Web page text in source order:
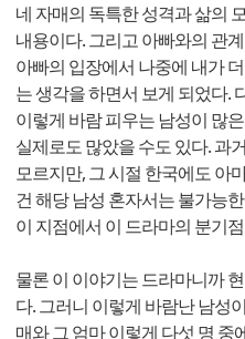
네 자매의 독특한 성격과 삶의
내용이다. 그리고 아빠와의 관
아빠의 입장에서 나중에 내가
는 생각을 하면서 보게 되었다.
이렇게 바람 피우는 남성이 많
실제로도 많았을 수도 있다. 과
모르지만, 그 시절 한국에도 아
건 해당 남성 혼자서는 불가능
이 지점에서 이 드라마의 분기
물론 이 이야기는 드라마니까
다. 그러니 이렇게 바람난 남성
매와 그 엄마 이렇게 다섯 명